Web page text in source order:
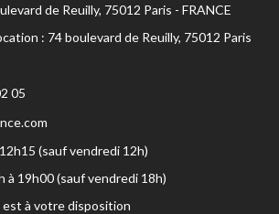
de Reuilly, 75012 Paris - FRANCE
: 74 boulevard de Reuilly, 75012 Paris
05
(sauf vendredi 12h)
à 19h00 (sauf vendredi 18h)
à votre disposition